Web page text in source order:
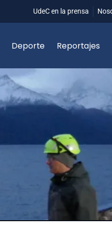
UdeC en la prensa
Deporte Reportajes